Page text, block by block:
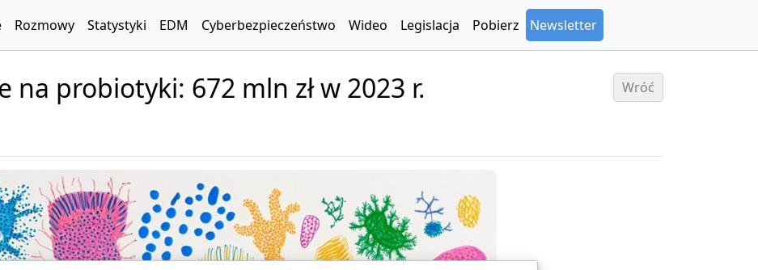
Rozmowy Statystyki EDM Cyberbezpieczeństwo Wideo Legislacja Pobierz Newsletter
na probiotyki: 672 mln zł w 2023 r. Wróć